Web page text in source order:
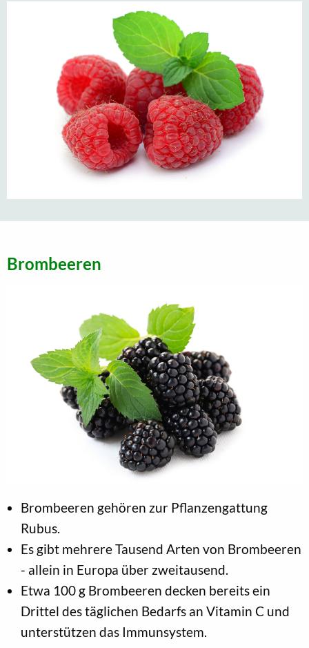
Brombeeren
Brombeeren gehören zur Pflanzengattung
Rubus.
Es gibt mehrere Tausend Arten von Brombeeren
- allein in Europa über zweitausend.
Etwa 100 g Brombeeren decken bereits ein
Drittel des täglichen Bedarfs an Vitamin C und
unterstützen das Immunsystem.